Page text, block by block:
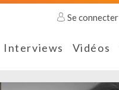
Se connecter
Interviews Vidéos